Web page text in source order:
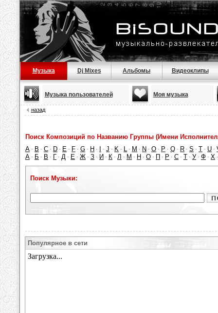
Музыка Dj Mixes Альбомы Видеоклипы
Музыка пользователей Моя музыка
назад
Поиск Композиций по Названию Группы (Имени
A · B · C · D · E · F · G · H · · J · K · L · M · N · O · P · Q · R · S · T · U ·
А · Б · В · Г · Д · Е · Ж · З · И · К · Л · М · Н · О · П · Р · С · Т · У · Ф · Х
Поиск Музыки:
Популярное в сети